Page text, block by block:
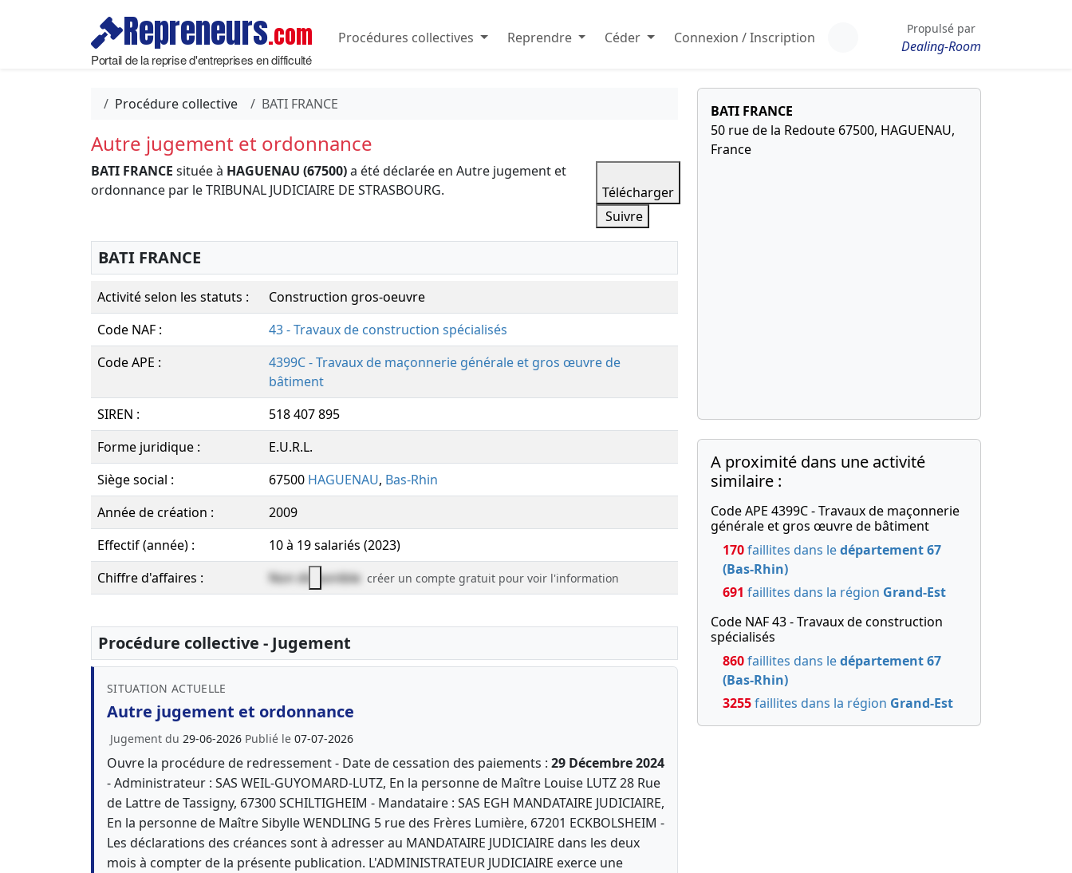
Repreneurs.com
Portail de la reprise d'entreprises en difficulté
Procédures collectives Reprendre Céder Connexion / Inscription
Propulsé par
Dealing-Room
Procédure collective BATI FRANCE
Autre jugement et ordonnance
BATI FRANCE située à HAGUENAU (67500)a été déclarée en Autre jugement et
ordonnance par le TRIBUNAL JUDICIAIRE DE STRASBOURG.
Télécharger
Suivre
BATI FRANCE
Activité selon les statuts :
Construction gros-oeuvre
Code NAF :
43 - Travaux de construction spécialisés
Code APE :
4399C - Travaux de maçonnerie générale et gros œuvre de
bâtiment
SIREN :
518 407 895
Forme juridique :
E.U.R.L.
Siège social :
67500 HAGUENAU, Bas-Rhin
Année de création :
2009
Effectif (année) :
10 à 19 salariés (2023)
Chiffre d'affaires :
Non disponible créer un compte gratuit pour voir l'information
Procédure collective - Jugement
SITUATION ACTUELLE
Autre jugement et ordonnance
Jugement du 29-06-2026 Publié le 07-07-2026
Ouvre la procédure de redressement - Date de cessation des paiements : 29 Décembre 2024
- Administrateur : SAS WEIL-GUYOMARD-LUTZ, En la personne de Maître Louise LUTZ 28 Rue
de Lattre de Tassigny, 67300 SCHILTIGHEIM - Mandataire : SAS EGH MANDATAIRE JUDICIAIRE,
En la personne de Maître Sibylle WENDLING 5 rue des Frères Lumière, 67201 ECKBOLSHEIM -
Les déclarations des créances sont à adresser au MANDATAIRE JUDICIAIRE dans les deux
mois à compter de la présente publication. L'ADMINISTRATEUR JUDICIAIRE exerce une
BATI FRANCE
50 rue de la Redoute 67500, HAGUENAU,
France
A proximité dans une activité
similaire :
Code APE 4399C - Travaux de maçonnerie
générale et gros œuvre de bâtiment
170faillites dans ledépartement 67
(Bas-Rhin)
691 faillites dans la région Grand-Est
Code NAF 43 - Travaux de construction
spécialisés
860faillites dans ledépartement 67
(Bas-Rhin)
3255faillites dans la région Grand-Est